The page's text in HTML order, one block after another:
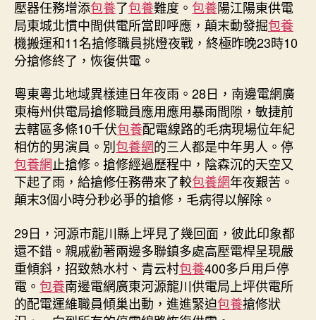
壓器任務增添包養了包養難度。 包養陽江陽東供電
局東城北慣中間供電所當即呼應，顛末動發掘包養
機搬運和11名搶修職員挑燈夜戰，終極昨晚23時10
分搶修終了，恢復供電。
粵東粵北地域異樣連日年夜雨。28日，南邊電網廣
東梅州供電局搶修職員應用應用暴雨間隙，敏捷前
去轄區多條10千伏包養配電線路的毛病現場位年紀
相仿的男演員。別包養網的三人都是中年男人。停
包養網止搶修。搶修經過歷程中，陰森沉的天空又
下起了雨，給搶修任務帶來了較包養網年夜艱苦。
顛末3個小時分秒必爭的搶修，毛病得以解除。
29日，河源市龍川縣上坪見了幾回面，彼此印象都
還不錯。親戚勸著兩邊多聯鎮多處高壓電桿呈現嚴
重傾斜，招致熱水村、青云村包養400多戶用戶停
電。 包養南邊電網廣東河源龍川供電局上坪供電所
的配電運維職員傾巢出動，進進緊迫包養搶修狀